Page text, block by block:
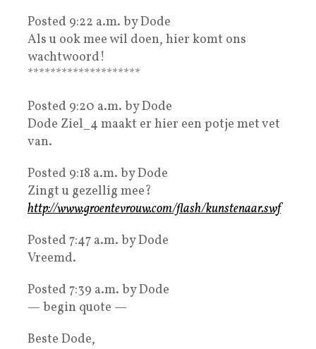
Posted 9:22 a.m. by Dode
Als u ook mee wil doen, hier komt ons
wachtwoord!
********************
Posted 9:20 a.m. by Dode
Dode Ziel_4 maakt er hier een potje met vet
van.
Posted 9:18 a.m. by Dode
Zingt u gezellig mee?
http://www.groentevrouw.com/flash/kunstenaar.swf
Posted 7:47 a.m. by Dode
Vreemd.
Posted 7:39 a.m. by Dode
— begin quote —
Beste Dode,